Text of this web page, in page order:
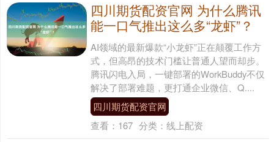
四川期货配资官网 为什么腾讯
能一口气推出这么多“龙虾”？
AI领域的最新爆款“小龙虾”正在颠覆工作方
式，但高昂的技术门槛让普通人望而却步。
腾讯闪电入局，一键部署的WorkBuddy不仅
解决了部署难题，更打通企业微信、Q....
四川期货配资官网
查看： 167 分类： 线上配资